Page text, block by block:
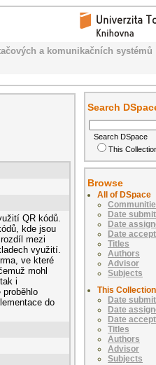
a komunikačních systémů
QR kódů.
kde jsou
mezi
využití.
ve které
mohl
i
do
Search
Search DSpace
This
Browse
All of DSpace
Date
Date
Date
Titles
Authors
Advisor
Subjects
This Collection
Date
Date
Date
Titles
Authors
Advisor
Subjects